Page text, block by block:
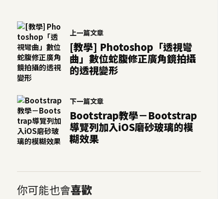
上一篇文章
[教學] Photoshop「透視彎
曲」數位蛇腹修正廣角鏡拍攝
的透視變形
下一篇文章
Bootstrap教學－Bootstrap
導覽列加入iOS磨砂玻璃的模
糊效果
你可能也會喜歡